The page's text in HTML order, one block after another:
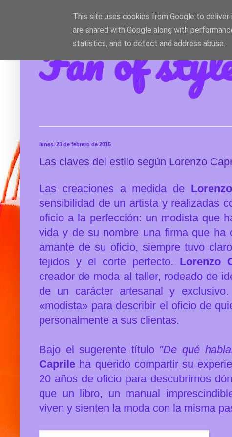
Fan of
lunes, 23 de febrero de 2015
Las claves del estilo según Lorenzo
Las creaciones a medida de
sensibilidad de un artista y realizadas
oficio a la perfección: un modista que
vida y de su nombre una firma que ha
amante de su oficio, siempre tuvo
tejidos y el corte perfecto. Lorenzo
creador de moda al taller, rodeado de
de un carácter artesanal y
«modista» para describir el oficio de
personalmente a sus clientas.
Bajo el sugerente título "De qué
Caprile ha querido compartir su
20 años de oficio para descubrirnos
que un libro, un manual
viven y sienten la moda con la misma
This site uses cookies from Google to
are shared with Google along with
statistics, and to detect and address abuse.